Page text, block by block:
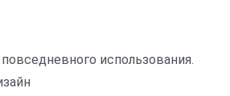
использования.